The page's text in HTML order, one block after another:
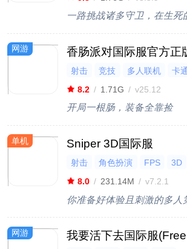
一路挑战诸多守卫，在生死
网游 香肠派对国际服官方正
射击 竞技 多人联机
卡通
吃鸡
8.2 / 1.71G / v25.12
开局一根肠，装备全靠捡
单机 Sniper 3D国际服
射击 角色扮演 FPS
3D
快节奏
8.0 / 231.14M / v7.2.1
网游 我要活下去国际服